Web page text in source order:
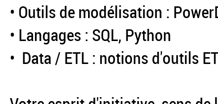
• Outils de modélisation :
• Langages : SQL, Python
• Data / ETL : notions d'outils